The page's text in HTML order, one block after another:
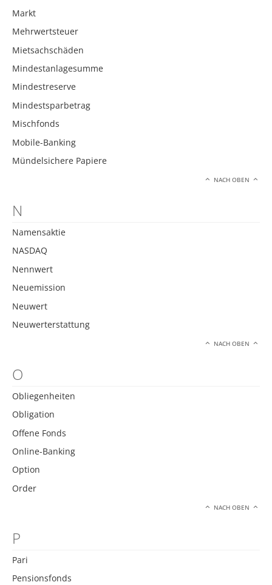
Markt
Mehrwertsteuer
Mietsachschäden
Mindestanlagesumme
Mindestreserve
Mindestsparbetrag
Mischfonds
Mobile-Banking
Mündelsichere Papiere
NACH OBEN
N
Namensaktie
NASDAQ
Nennwert
Neuemission
Neuwert
Neuwerterstattung
NACH OBEN
O
Obliegenheiten
Obligation
Offene Fonds
Online-Banking
Option
Order
NACH OBEN
P
Pari
Pensionsfonds